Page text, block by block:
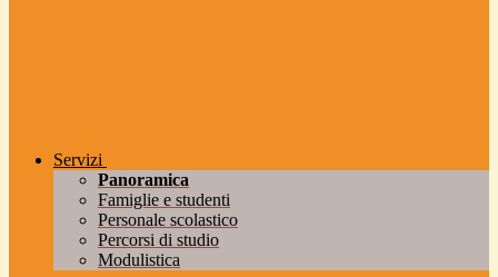
Servizi
Panoramica
Famiglie e studenti
Personale scolastico
Percorsi di studio
Modulistica